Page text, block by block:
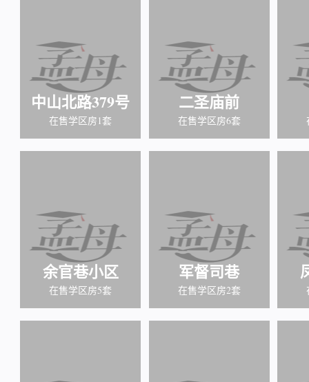
中山北路379号
在售学区房1套
二圣庙前
在售学区房6套
余官巷小区
在售学区房5套
军督司巷
在售学区房2套